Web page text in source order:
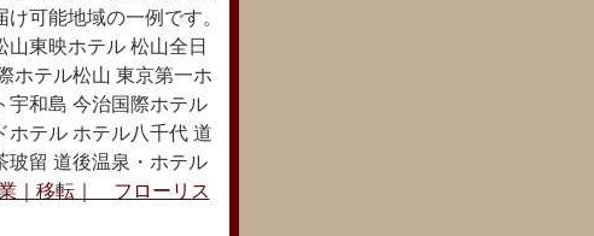
可能地域の一例です。
東映ホテル 松山全日
ホテル松山 東京第一ホ
和島 今治国際ホテル
ホテル ホテル八千代 道
玻留 道後温泉・ホテル
｜移転｜ フローリス